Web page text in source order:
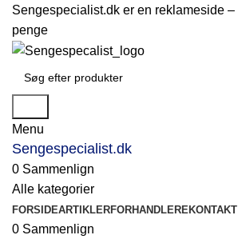
Sengespecialist.dk er en reklameside –
penge
Menu
Sengespecialist.dk
0 Sammenlign
Alle kategorier
FORSIDEARTIKLERFORHANDLEREKONTAKT
0 Sammenlign